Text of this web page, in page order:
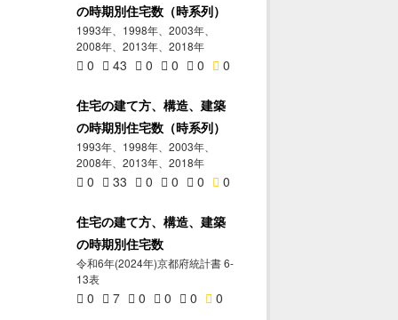
の時期別住宅数（時系列）
1993年、1998年、2003年、
2008年、2013年、2018年
0 43 0 0 0 0
住宅の建て方、構造、建築
の時期別住宅数（時系列）
1993年、1998年、2003年、
2008年、2013年、2018年
0 33 0 0 0 0
住宅の建て方、構造、建築
の時期別住宅数
令和6年(2024年)京都府統計書 6-
13表
0 7 0 0 0 0